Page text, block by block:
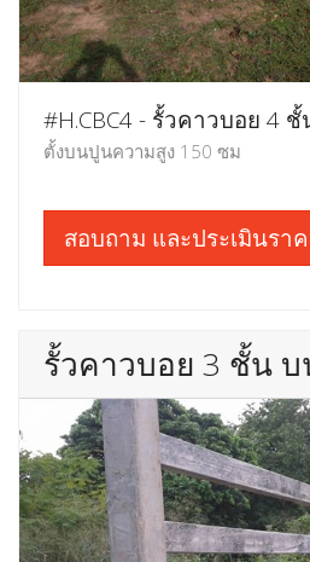
#H.CBC4 - รั้วคาวบอย 4 ชั้
ตั้งบนปูนความสูง 150 ซม
สอบถาม และประเมินรา
รั้วคาวบอย 3 ชั้น